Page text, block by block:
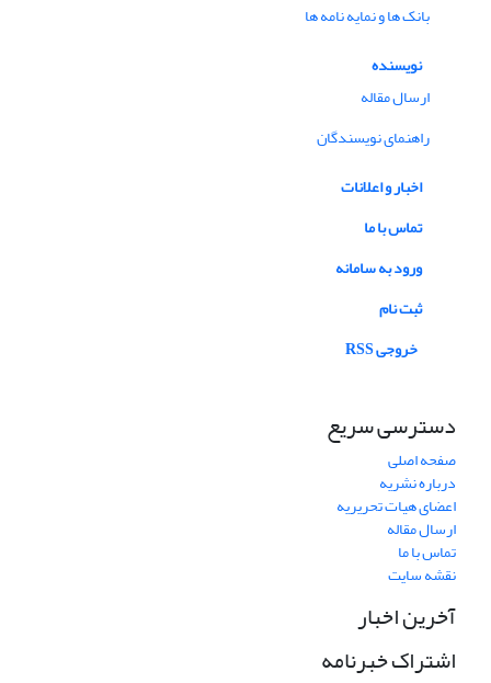
بانک ها و نمایه نامه ها
نویسنده
ارسال مقاله
راهنمای نویسندگان
اخبار و اعلانات
تماس با ما
ورود به سامانه
ثبت نام
خروجی RSS
دسترسی سریع
صفحه اصلی
درباره نشریه
اعضای هیات تحریریه
ارسال مقاله
تماس با ما
نقشه سایت
آخرین اخبار
اشتراک خبرنامه